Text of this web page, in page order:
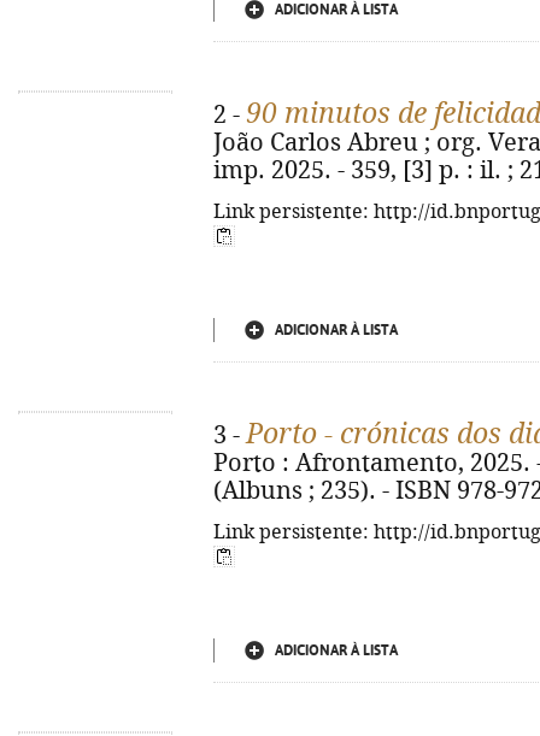
ADICIONAR À LISTA
2 - 90 minutos de
João Carlos Abreu ; org.
imp. 2025. - 359, [3] p. : il. ;
Link persistente: http://
ADICIONAR À LISTA
3 -Porto - crónicas dos
Porto : Afrontamento, 2025.
(Albuns ; 235). - ISBN 978-
Link persistente: http://
ADICIONAR À LISTA